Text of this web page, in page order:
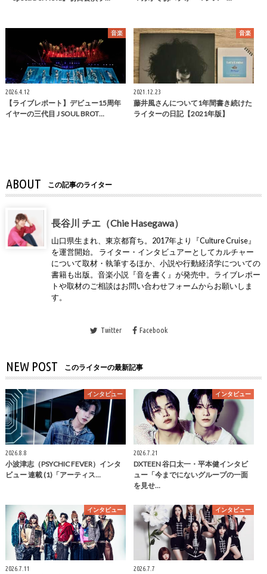
音楽
2026.4.12
【ライブレポート】デビュー15周年
イヤーの三代目 J SOUL BROT…
音楽
2021.12.23
藤井風さんについて1年間書き続けた
ライターの日記【2021年版】
ABOUT この記事のライター
長谷川 チエ（Chie Hasegawa）
山口県生まれ、東京都育ち。2017年より『Culture Cruise』
を運営開始。 ライター・インタビュアーとしてカルチャー
について取材・執筆するほか、小説や行動経済学についての
書籍も出版。音楽小説『音を書く』が発売中。ライブレポー
トや取材のご相談はお問い合わせフォームからお願いしま
す。
Twitter Facebook
NEW POST このライターの最新記事
インタビュー
2026.8.8
小波津志（PSYCHIC FEVER）インタ
ビュー 連載 (1)「アーティス…
インタビュー
2026.7.21
DXTEEN 谷口太一・平本健インタビ
ュー「今までにないグループの一面
を見せ…
インタビュー
2026.7.11
インタビュー
2026.7.7